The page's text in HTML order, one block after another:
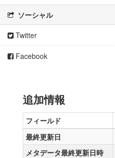
ソーシャル
Twitter
Facebook
追加情報
フィールド
最終更新日
メタデータ最終更新日時